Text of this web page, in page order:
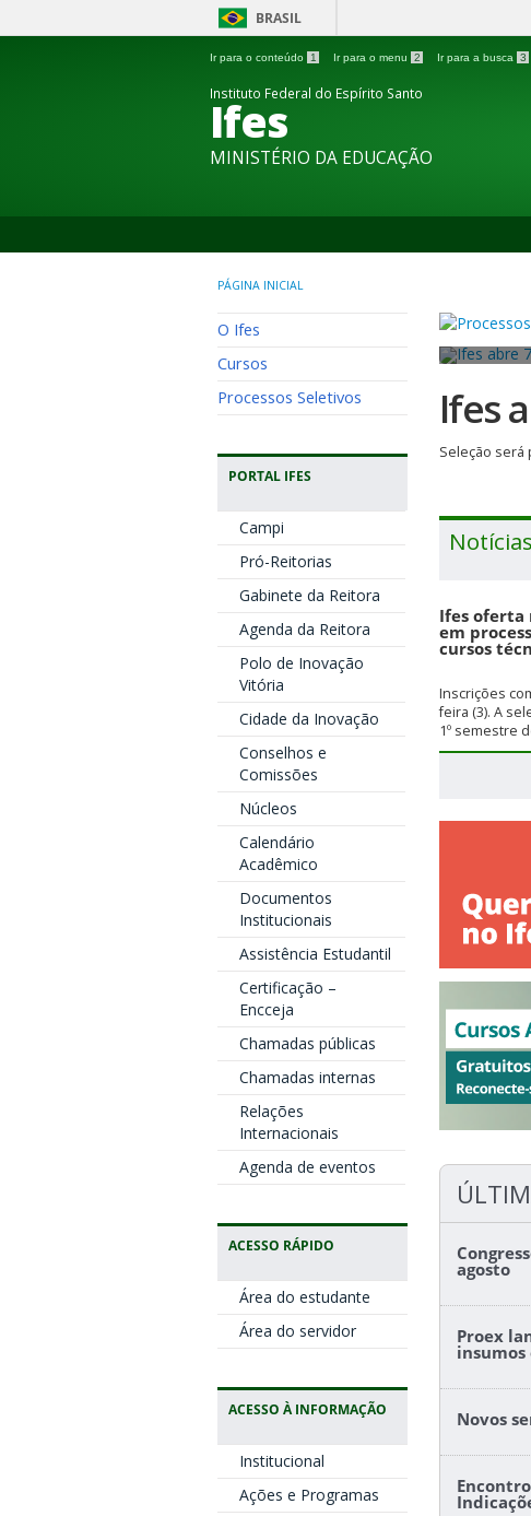
BRASIL
Ir para o conteúdo 1 Ir para o menu 2 Ir para a busca 3
Instituto Federal do Espírito Santo
Ifes
MINISTÉRIO DA EDUCAÇÃO
PÁGINA INICIAL
O Ifes
Cursos
Processos Seletivos
PORTAL IFES
Campi
Pró-Reitorias
Gabinete da Reitora
Agenda da Reitora
Polo de Inovação
Vitória
Cidade da Inovação
Conselhos e
Comissões
Núcleos
Calendário
Acadêmico
Documentos
Institucionais
Assistência Estudantil
Certificação –
Encceja
Chamadas públicas
Chamadas internas
Relações
Internacionais
Agenda de eventos
ACESSO RÁPIDO
Área do estudante
Área do servidor
ACESSO À INFORMAÇÃO
Institucional
Ações e Programas
Ifes
Seleção será
Notícias
Ifes oferta
em
cursos
Inscrições
feira (3). A
1º semestre
agosto
Proex
insumos
Novos